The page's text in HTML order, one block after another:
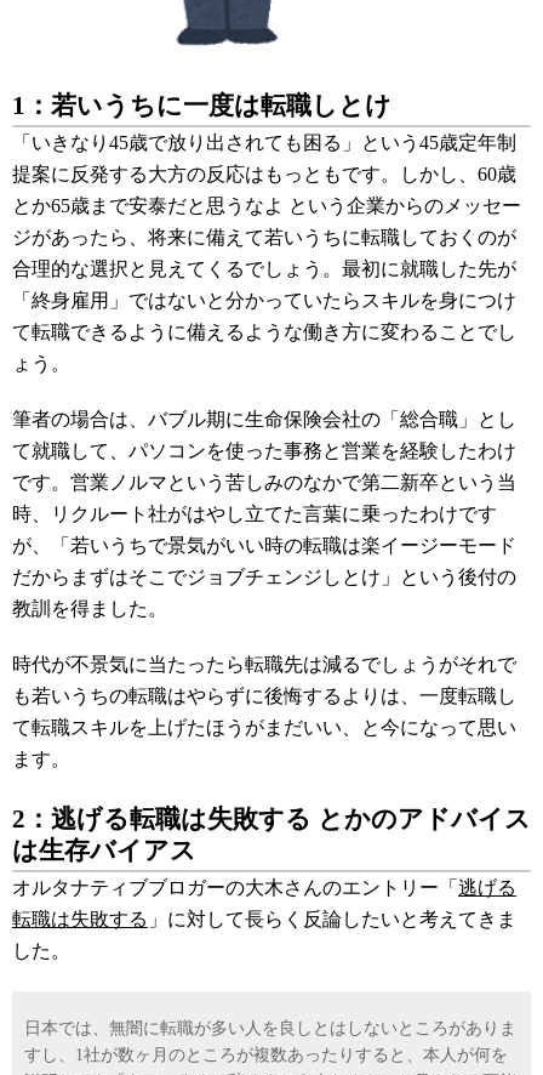
1：若いうちに一度は転職しとけ
「いきなり45歳で放り出されても困る」という45歳定年制
提案に反発する大方の反応はもっともです。しかし、60歳
とか65歳まで安泰だと思うなよ という企業からのメッセー
ジがあったら、将来に備えて若いうちに転職しておくのが
合理的な選択と見えてくるでしょう。最初に就職した先が
「終身雇用」ではないと分かっていたらスキルを身につけ
て転職できるように備えるような働き方に変わることでし
ょう。
筆者の場合は、バブル期に生命保険会社の「総合職」とし
て就職して、パソコンを使った事務と営業を経験したわけ
です。営業ノルマという苦しみのなかで第二新卒という当
時、リクルート社がはやし立てた言葉に乗ったわけです
が、「若いうちで景気がいい時の転職は楽イージーモード
だからまずはそこでジョブチェンジしとけ」という後付の
教訓を得ました。
時代が不景気に当たったら転職先は減るでしょうがそれで
も若いうちの転職はやらずに後悔するよりは、一度転職し
て転職スキルを上げたほうがまだいい、と今になって思い
ます。
2：逃げる転職は失敗する とかのアドバイス
は生存バイアス
オルタナティブブロガーの大木さんのエントリー「 逃げる
転職は失敗する 」に対して長らく反論したいと考えてきま
した。
日本では、無闇に転職が多い人を良しとはしないところがありま
すし、1社が数ヶ月のところが複数あったりすると、本人が何を